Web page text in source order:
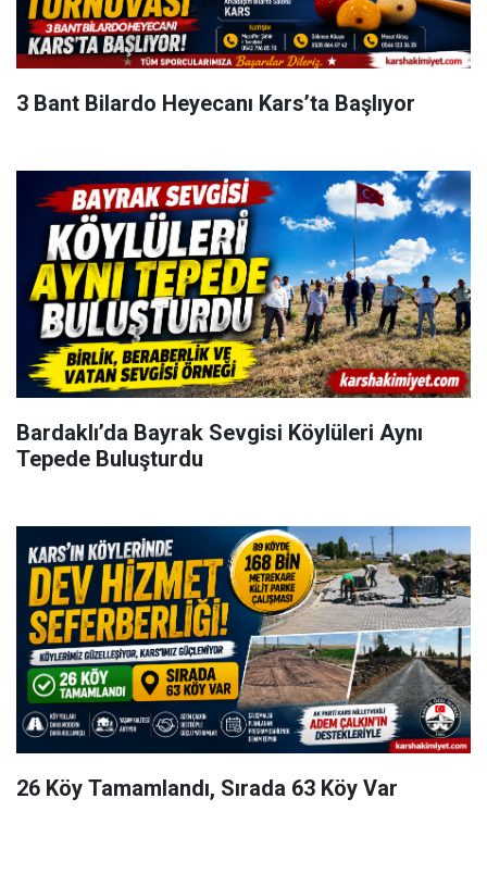
3 Bant Bilardo Heyecanı Kars’ta Başlıyor
Bardaklı’da Bayrak Sevgisi Köylüleri Aynı
Tepede Buluşturdu
26 Köy Tamamlandı, Sırada 63 Köy Var